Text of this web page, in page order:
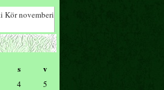
Kör novemberi
s v
4
5